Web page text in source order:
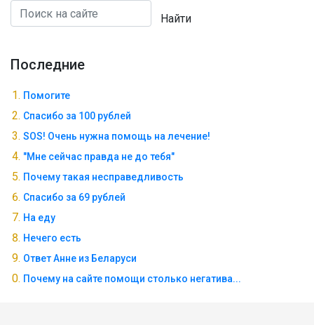
Найти
Последние
Помогите
Спасибо за 100 рублей
SOS! Очень нужна помощь на лечение!
"Мне сейчас правда не до тебя"
Почему такая несправедливость
Спасибо за 69 рублей
На еду
Нечего есть
Ответ Анне из Беларуси
Почему на сайте помощи столько негатива...